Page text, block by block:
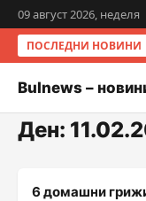
09 август 2026, неделя
ПОСЛЕДНИ НОВИНИ
Bulnews –
Ден:
6 домашни